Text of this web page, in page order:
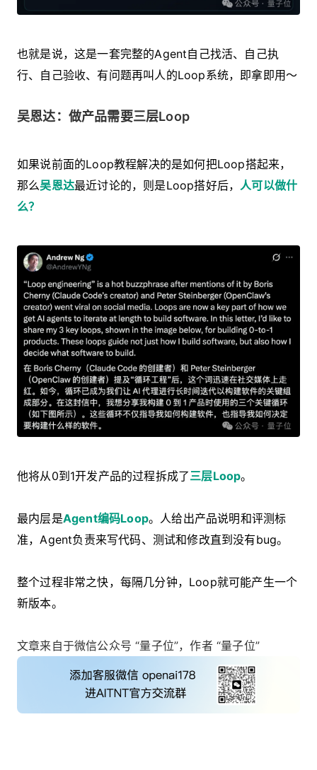
也就是说，这是一套完整的Agent自己找活、自己执
行、自己验收、有问题再叫人的Loop系统，即拿即用～
吴恩达：做产品需要三层Loop
如果说前面的Loop教程解决的是如何把Loop搭起来，
那么吴恩达最近讨论的，则是Loop搭好后，人可以做什
么？
他将从0到1开发产品的过程拆成了三层Loop。
最内层是Agent编码Loop。人给出产品说明和评测标
准，Agent负责来写代码、测试和修改直到没有bug。
整个过程非常之快，每隔几分钟，Loop就可能产生一个
新版本。
文章来自于微信公众号 “量子位”，作者 “量子位”